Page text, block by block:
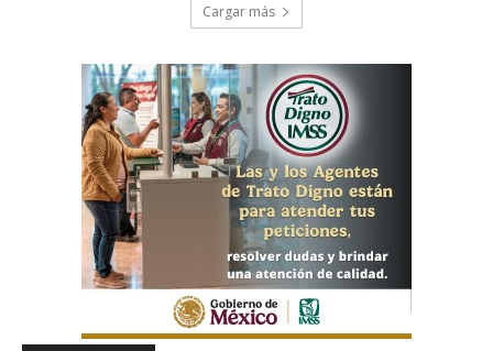
Cargar más